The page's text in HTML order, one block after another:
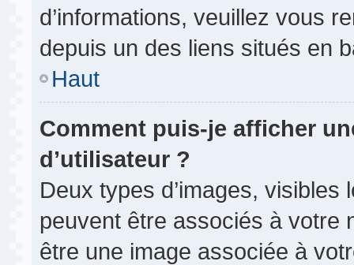
d’informations, veuillez vous
depuis un des liens situés en
Haut
Comment puis-je afficher
d’utilisateur ?
Deux types d’images,
peuvent être associés à votre
être une image associée à